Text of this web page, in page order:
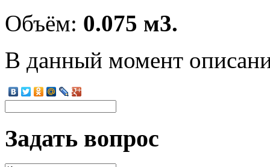
Объём: 0.075 м3.
В данный момент
Задать вопрос